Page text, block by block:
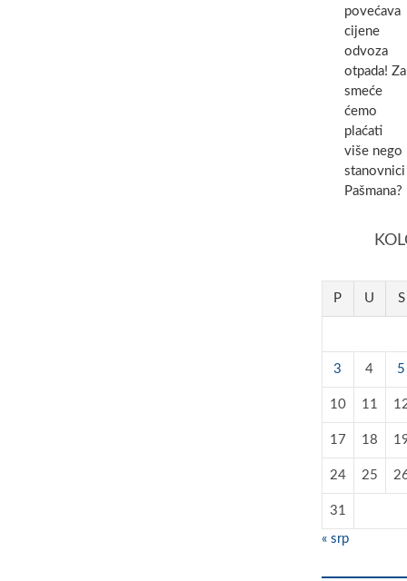
povećava
cijene
odvoza
otpada! Za
smeće
ćemo
plaćati
više nego
stanovnici
Pašmana?
P U S
3 4 5
10 11
17 18
24 25
31
« srp